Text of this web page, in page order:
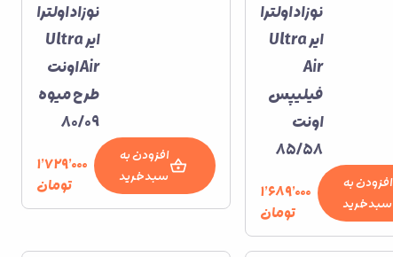
نوزاد اولترا
ایر Ultra
Air
فیلیپس
اونت
85/58
افزودن به
سبدخرید
۱٬۶۸۹٬۰۰۰
تومان
نوزاد اولترا
ایر Ultra
Air اونت
طرح میوه
80/09
افزودن به
سبدخرید
۱٬۷۲۹٬۰۰۰
تومان